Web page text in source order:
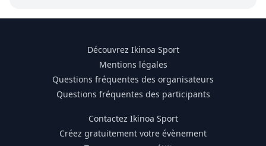
Découvrez Ikinoa Sport
Mentions légales
Questions fréquentes des organisateurs
Questions fréquentes des participants
Contactez Ikinoa Sport
Créez gratuitement votre évènement